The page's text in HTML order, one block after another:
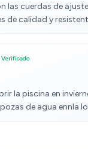
las cuerdas de
de calidad y
Verificado
la piscina en
de agua ennla